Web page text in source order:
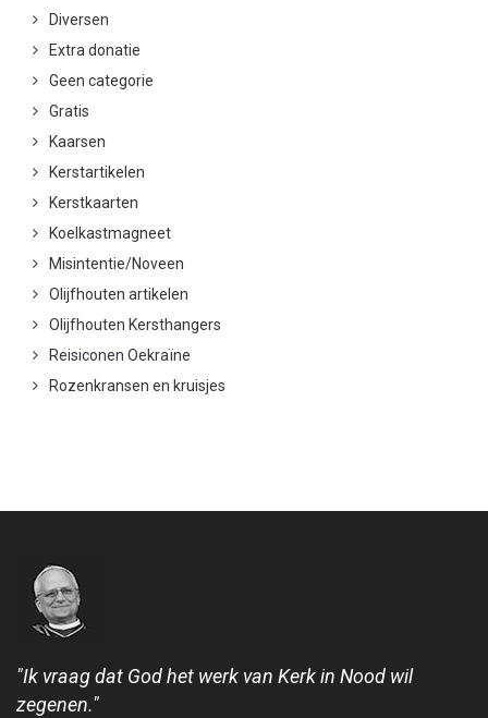
Diversen
Extra donatie
Geen categorie
Gratis
Kaarsen
Kerstartikelen
Kerstkaarten
Koelkastmagneet
Misintentie/Noveen
Olijfhouten artikelen
Olijfhouten Kersthangers
Reisiconen Oekraïne
Rozenkransen en kruisjes
"Ik vraag dat God het werk van Kerk in Nood wil
zegenen."